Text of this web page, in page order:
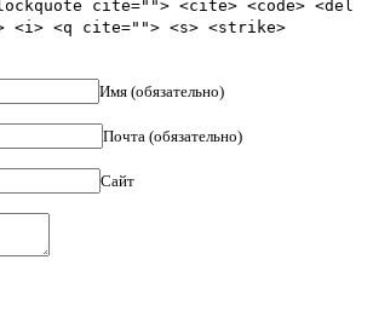
cite=""> <cite> <code> <del
<i> <q cite=""> <s> <strike>
Имя (обязательно)
Почта (обязательно)
Сайт